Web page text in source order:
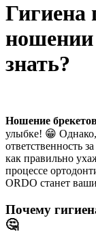
Гигиена
ношении
знать?
Ношение
улыбке! 😁
ответственность
как правильно
процессе
ORDO станет
Почему
🤔